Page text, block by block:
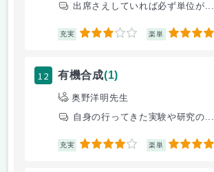
出席さえしていれば必ず単位が...
充実 3 楽単 5
12 有機合成(1)
奥野洋明先生
自身の行ってきた実験や研究の...
充実 4 楽単 4